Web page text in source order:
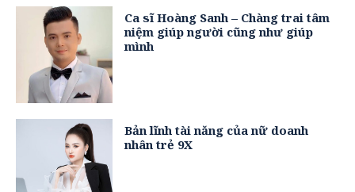
Ca sĩ Hoàng Sanh – Chàng trai tâm
niệm giúp người cũng như giúp
mình
Bản lĩnh tài năng của nữ doanh
nhân trẻ 9X